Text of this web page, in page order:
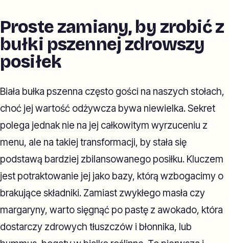
Proste zamiany, by zrobić z
bułki pszennej zdrowszy
posiłek
Biała bułka pszenna często gości na naszych stołach,
choć jej wartość odżywcza bywa niewielka. Sekret
polega jednak nie na jej całkowitym wyrzuceniu z
menu, ale na takiej transformacji, by stała się
podstawą bardziej zbilansowanego posiłku. Kluczem
jest potraktowanie jej jako bazy, którą wzbogacimy o
brakujące składniki. Zamiast zwykłego masła czy
margaryny, warto sięgnąć po pastę z awokado, która
dostarczy zdrowych tłuszczów i błonnika, lub